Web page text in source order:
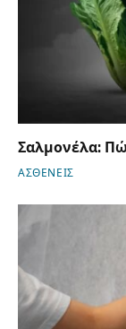
Σαλμονέλα:
ΑΣΘΕΝΕΙΣ